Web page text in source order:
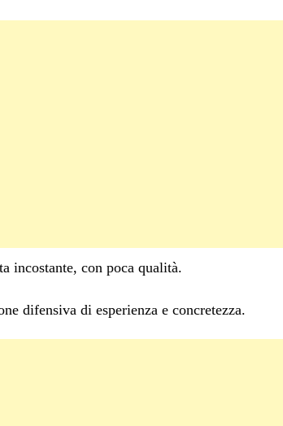
incostante, con poca qualità.
difensiva di esperienza e concretezza.